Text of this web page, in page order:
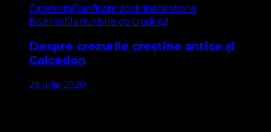
CatehismClarificare doctrinaraIstoria
BisericiiMarturisire de credință
Despre crezurile creștine antice și
Calcedon
26 iulie 2020